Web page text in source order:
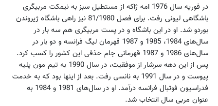
در فوریه سال 1976 امه ژاکه از مستطیل سبز به نیمکت مربیگری
باشگاهی لیونی رفت. برای فصل 81/1980 نیز راهی باشگاه ژیروندن
بوردو شد. او در این باشگاه و در پست مربیگری هم سه بار در
سال‌های 1984، 1985 و 1987 قهرمان لیگ فرانسه و دو بار در
سال‌های 1986 و 1987 قهرمانی جام حذفی این کشور را کسب کرد.
پس از این دهه سرشار از موفقیت،‌ در سال 1990 به تیم مون پلیه
پیوست و در سال 1991 به نانسی رفت. بعد از اینها بود که به خدمت
فدراسیون فوتبال فرانسه درآمد. او در سال‌های 1981 و 1984 به
عنوان مربی سال انتخاب شد.